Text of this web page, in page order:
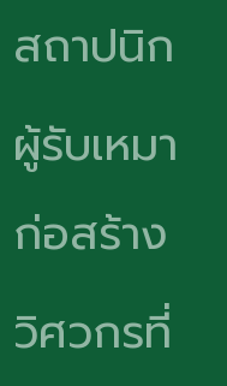
สถาปนิก
ผู้รับเหมา
ก่อสร้าง
วิศวกรที่